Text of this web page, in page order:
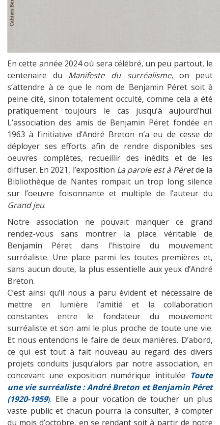
En cette année 2024 où sera célébré, un peu partout, le
centenaire du Manifeste du surréalisme, on peut
s’attendre à ce que le nom de Benjamin Péret soit à
peine cité, sinon totalement occulté, comme cela a été
pratiquement toujours le cas jusqu’à aujourd’hui.
L’association des amis de Benjamin Péret fondée en
1963 à l’initiative d’André Breton n’a eu de cesse de
déployer ses efforts afin de rendre disponibles ses
oeuvres complètes, recueillir des inédits et de les
diffuser. En 2021, l’exposition La parole est à Péretde la
Bibliothèque de Nantes rompait un trop long silence
sur l’oeuvre foisonnante et multiple de l’auteur du
Grand jeu.
Notre association ne pouvait manquer ce grand
rendez-vous sans montrer la place véritable de
Benjamin Péret dans l’histoire du mouvement
surréaliste. Une place parmi les toutes premières et,
sans aucun doute, la plus essentielle aux yeux d’André
Breton.
C’est ainsi qu’il nous a paru évident et nécessaire de
mettre en lumière l’amitié et la collaboration
constantes entre le fondateur du mouvement
surréaliste et son ami le plus proche de toute une vie.
Et nous entendons le faire de deux manières. D’abord,
ce qui est tout à fait nouveau au regard des divers
projets conduits jusqu’alors par notre association, en
concevant une exposition numérique intitulée Toute
une vie surréaliste : André Breton et Benjamin Péret
(1920-1959). Elle a pour vocation de toucher un plus
vaste public et chacun pourra la consulter, à compter
du mois d’octobre, en se rendant soit à partir de notre